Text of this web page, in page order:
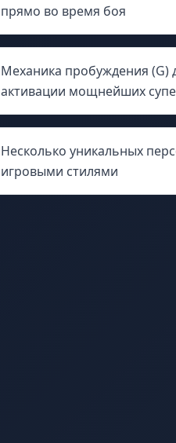
прямо во время боя
Механика пробуждения (G)
активации мощнейших
Несколько уникальных
игровыми стилями